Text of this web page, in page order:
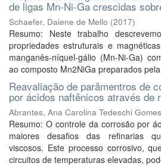
de ligas Mn-Ni-Ga crescidas
Schaefer, Daiene de Mello (2017)
Resumo: Neste trabalho
propriedades estruturais e
manganês-níquel-gálio (Mn-Ni-Ga)
ao composto Mn2NiGa preparados
Reavaliação de parâmentros de
por ácidos naftênicos através de
Abrantes, Ana Carolina Tedeschi Gomes
Resumo: O controle da corrosão por
maiores desafios das refinarias
viscosos. Este processo corrosivo,
circuitos de temperaturas elevadas,